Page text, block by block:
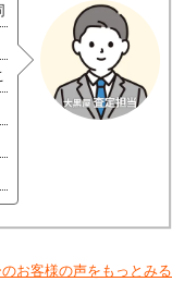
お客様の声をもっとみる